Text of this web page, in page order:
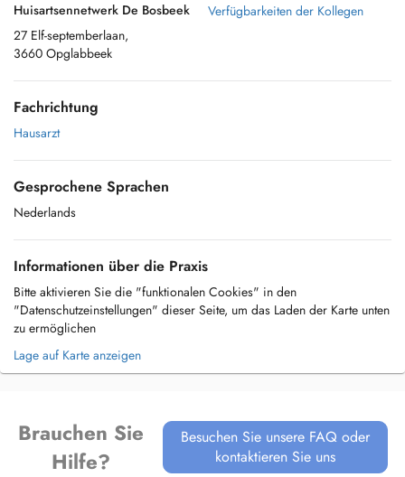
Huisartsennetwerk De Bosbeek
27 Elf-septemberlaan,
3660 Opglabbeek
Verfügbarkeiten der Kollegen
Fachrichtung
Hausarzt
Gesprochene Sprachen
Nederlands
Informationen über die Praxis
Bitte aktivieren Sie die "funktionalen Cookies" in den
"Datenschutzeinstellungen" dieser Seite, um das Laden der Karte unten
zu ermöglichen
Lage auf Karte anzeigen
Brauchen Sie
Hilfe?
Besuchen Sie unsere FAQ oder
kontaktieren Sie uns